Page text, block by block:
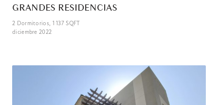
GRANDES RESIDENCIAS
2 Dormitorios, 1 137 SQFT
diciembre 2022